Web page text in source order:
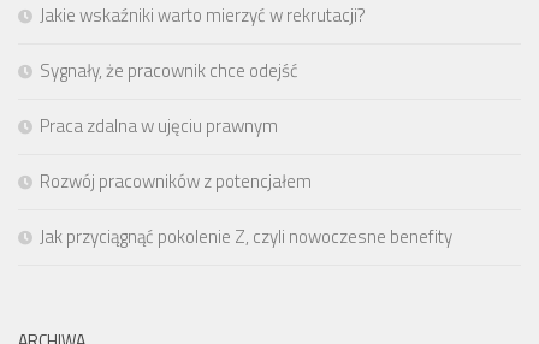
Jakie wskaźniki warto mierzyć w rekrutacji?
Sygnały, że pracownik chce odejść
Praca zdalna w ujęciu prawnym
Rozwój pracowników z potencjałem
Jak przyciągnąć pokolenie Z, czyli nowoczesne benefity